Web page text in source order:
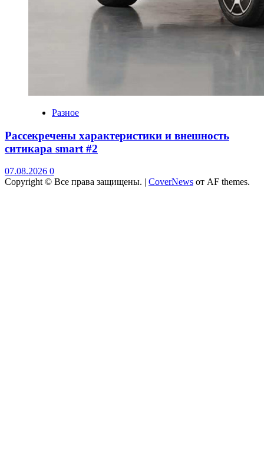
Разное
Рассекречены характеристики и внешность
ситикара smart #2
07.08.2026 0
Copyright © Все права защищены. | CoverNews от AF themes.